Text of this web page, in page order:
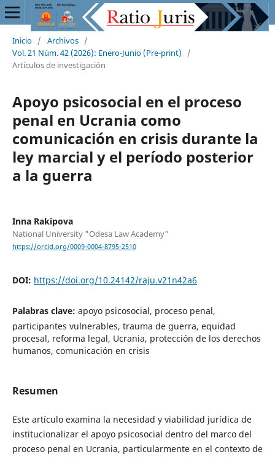
Inicio / Archivos /
Vol. 21 Núm. 42 (2026): Enero-Junio (Pre-print)
/
Artículos de investigación
Apoyo psicosocial en el proceso
penal en Ucrania como
comunicación en crisis durante la
ley marcial y el período posterior
a la guerra
Inna Rakipova
National University "Odesa Law Academy"
https://orcid.org/0009-0004-8795-2510
DOI: https://doi.org/10.24142/raju.v21n42a6
Palabras clave: apoyo psicosocial, proceso penal,
participantes vulnerables, trauma de guerra, equidad
procesal, reforma legal, Ucrania, protección de los derechos
humanos, comunicación en crisis
Resumen
Este artículo examina la necesidad y viabilidad jurídica de
institucionalizar el apoyo psicosocial dentro del marco del
proceso penal en Ucrania, particularmente en el contexto de